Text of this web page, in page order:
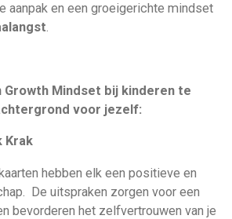
aanpak en een groeigerichte mindset
.
Growth Mindset bij kinderen te
voor jezelf:
Krak
hebben elk een positieve en
De uitspraken zorgen voor een
bevorderen het zelfvertrouwen van je